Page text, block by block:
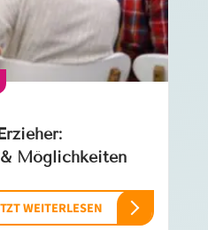
Möglichkeiten
WEITERLESEN